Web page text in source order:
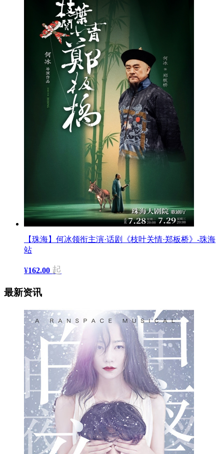
【珠海】何冰领衔主演·话剧《枝叶关情·郑板桥》-珠海
站
¥162.00 起
最新资讯